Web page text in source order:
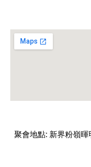
聚會地點: 新界粉嶺暉